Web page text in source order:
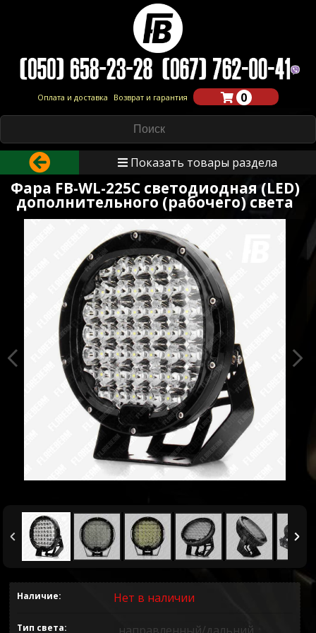
Оплата и доставка Возврат и гарантия 0
Показать товары раздела
Фара FB-WL-225C светодиодная (LED)
дополнительного (рабочего) света
Наличие: Нет в наличии
Тип света